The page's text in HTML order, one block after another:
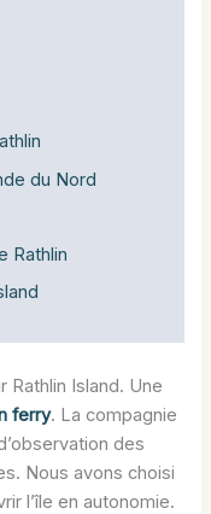
du Nord
Rathlin
Rathlin Island. Une
ferry. La compagnie
des
Nous avons choisi
l’île en autonomie.